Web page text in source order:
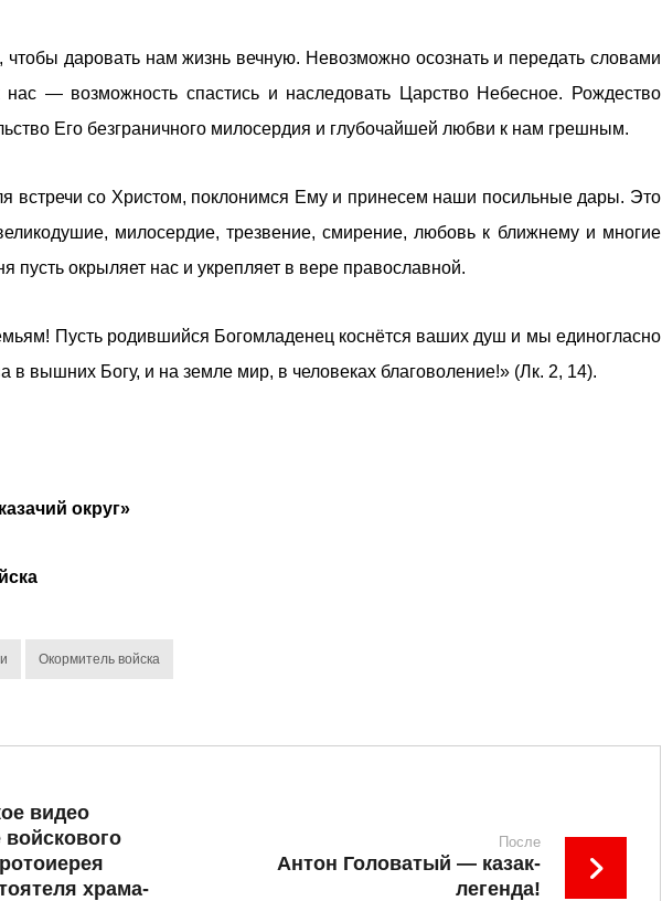
даровать нам жизнь вечную. Невозможно осознать и передать словами
нас — возможность спастись и наследовать Царство Небесное. Рождество
Его безграничного милосердия и глубочайшей любви к нам грешным.
встречи со Христом, поклонимся Ему и принесем наши посильные дары. Это
милосердие, трезвение, смирение, любовь к ближнему и многие
пусть окрыляет нас и укрепляет в вере православной.
Пусть родившийся Богомладенец коснётся ваших душ и мы единогласно
в вышних Богу, и на земле мир, в человеках благоволение!» (Лк. 2, 14).
округ»
Окормитель войска
видео
храма-
После
Антон Головатый — казак-
легенда!